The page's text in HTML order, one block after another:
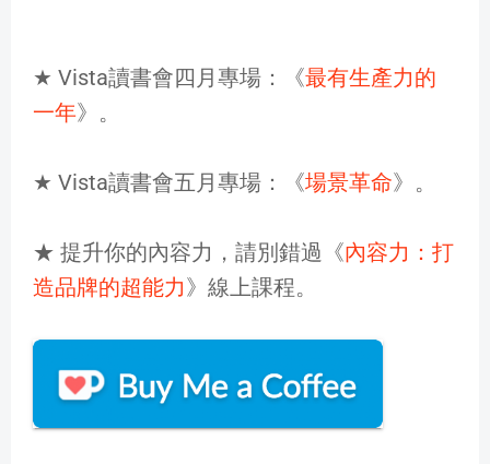
★ Vista讀書會四月專場：《最有生產力的
一年》。
★ Vista讀書會五月專場：《場景革命》。
★ 提升你的內容力，請別錯過《內容力：打
造品牌的超能力》線上課程。